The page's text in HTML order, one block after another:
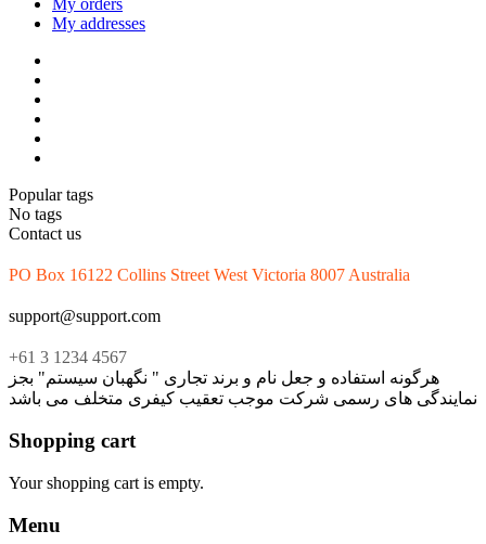
My orders
My addresses
Popular tags
No tags
Contact us
PO Box 16122 Collins Street West Victoria 8007 Australia
support@support.com
+61 3 1234 4567
هرگونه استفاده و جعل نام و برند تجاری " نگهبان سیستم" بجز
نمایندگی های رسمی شرکت موجب تعقیب کیفری متخلف می باشد
Shopping cart
Your shopping cart is empty.
Menu